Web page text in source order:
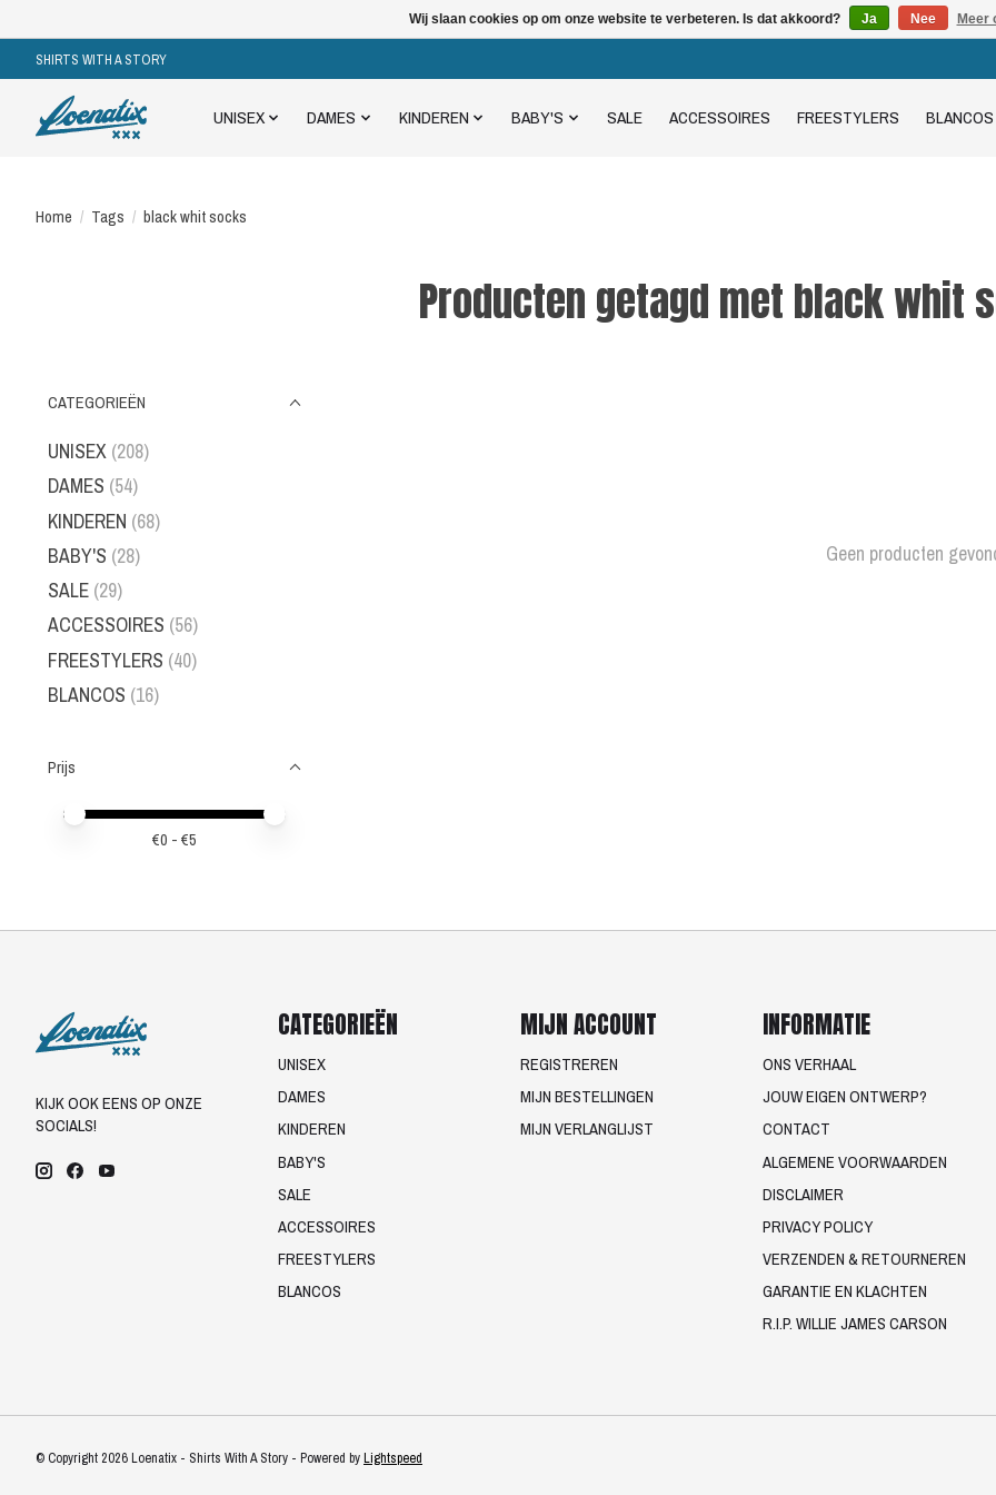
SHIRTS WITH A STORY
UNISEX DAMES KINDEREN BABY'S SALE ACCESSOIRES FREESTYLERS BLANCOS
Home / Tags / black whit socks
Producten getagd met black whit
CATEGORIEËN
UNISEX (208)
DAMES (54)
KINDEREN (68)
BABY'S (28)
SALE (29)
ACCESSOIRES (56)
FREESTYLERS (40)
BLANCOS (16)
Prijs
Minimale prijswaarde
Price maximum value
€0 - €5
Geen producten
KIJK OOK EENS OP ONZE
SOCIALS!
CATEGORIEËN
UNISEX
DAMES
KINDEREN
BABY'S
SALE
ACCESSOIRES
FREESTYLERS
BLANCOS
MIJN ACCOUNT
REGISTREREN
MIJN BESTELLINGEN
MIJN VERLANGLIJST
INFORMATIE
ONS VERHAAL
JOUW EIGEN ONTWERP?
CONTACT
ALGEMENE VOORWAARDEN
DISCLAIMER
PRIVACY POLICY
VERZENDEN & RETOURNEREN
GARANTIE EN KLACHTEN
R.I.P. WILLIE JAMES CARSON
© Copyright 2026 Loenatix - Shirts With A Story - Powered byLightspeed
Wij slaan cookies op om onze website te verbeteren. Is dat akkoord? Ja Nee Meer